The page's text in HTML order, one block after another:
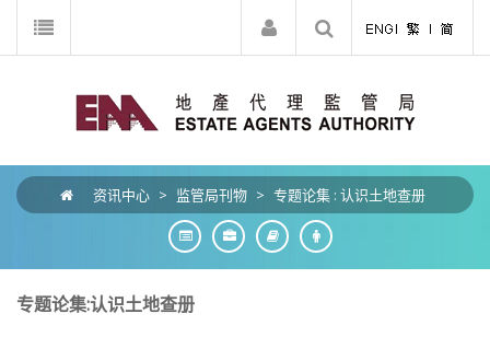
资讯中心 > 监管局刊物 > 专题论集 : 认识土地查册
专题论集:认识土地查册